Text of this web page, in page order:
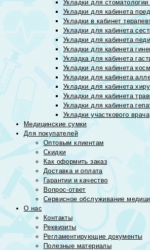
Укладки для стоматологии
Укладки для кабинета
Укладки в кабинет
Укладки для кабинета
Укладки для кабинета
Укладки для кабинета
Укладка для кабинета
Укладки для кабинета
Укладки для кабинета
Укладки для кабинета
Укладки для кабинета
Укладки для кабинета
Укладки участкового врача
Медицинские сумки
Для покупателей
Оптовым клиентам
Скидки
Как оформить заказ
Доставка и оплата
Гарантии и качество
Вопрос-ответ
Сервисное обслуживание
О нас
Контакты
Реквизиты
Регламентирующие документы
Полезные материалы